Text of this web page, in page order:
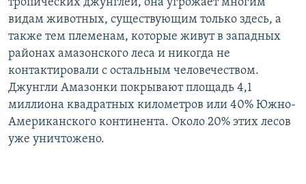
видам животных, существующим только здесь, а
также тем племенам, которые живут в западных
районах амазонского леса и никогда не
контактировали с остальным человечеством.
Джунгли Амазонки покрывают площадь 4,1
миллиона квадратных километров или 40% Южно-
Американского континента. Около 20% этих лесов
уже уничтожено.